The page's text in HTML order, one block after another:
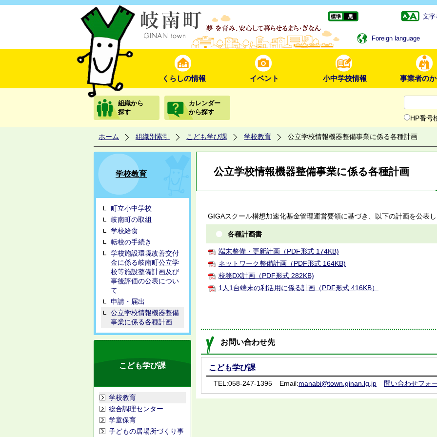
文字
Foreign language
くらしの情報 イベント 小中学校情報 事業者の
組織から
探す
カレンダー
から探す
HP番号
ホーム 組織別索引 こども学び課 学校教育 公立学校情報機器整備事業に係る各種計画
学校教育
町立小中学校
岐南町の取組
学校給食
転校の手続き
学校施設環境改善交付
金に係る岐南町公立学
校等施設整備計画及び
事後評価の公表につい
て
申請・届出
公立学校情報機器整備
事業に係る各種計画
こども学び課
学校教育
総合調理センター
学童保育
子どもの居場所づくり事
公立学校情報機器整備事業に係る各種計画
GIGAスクール構想加速化基金管理運営要領に基づき、以下の計画を公表
各種計画書
端末整備・更新計画（PDF形式 174KB)
ネットワーク整備計画（PDF形式 164KB)
校務DX計画（PDF形式 282KB)
1人1台端末の利活用に係る計画（PDF形式 416KB）
お問い合わせ先
こども学び課
TEL:058-247-1395 Email:manabi@town.ginan.lg.jp 問い合わせフォ